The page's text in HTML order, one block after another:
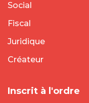
Social
Fiscal
Juridique
Créateur
Inscrit à l'ordre